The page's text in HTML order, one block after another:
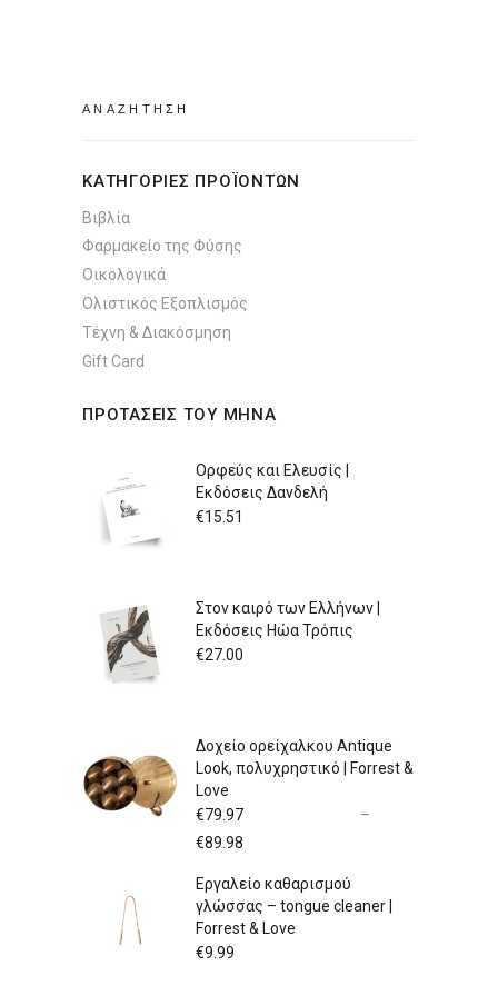
ΚΑΤΗΓΟΡΙΕΣ ΠΡΟΪΟΝΤΩΝ
Βιβλία
Φαρμακείο της Φύσης
Οικολογικά
Ολιστικός Εξοπλισμός
Τέχνη & Διακόσμηση
Gift Card
ΠΡΟΤΑΣΕΙΣ ΤΟΥ ΜΗΝΑ
Ορφεύς και Ελευσίς |
Εκδόσεις Δανδελή
€15.51
Στον καιρό των Ελλήνων |
Εκδόσεις Ηώα Τρόπις
€27.00
Δοχείο ορείχαλκου Antique
Look, πολυχρηστικό | Forrest &
Love
€79.97
–
€89.98
through
Εργαλείο καθαρισμού
γλώσσας – tongue cleaner |
Forrest & Love
€9.99